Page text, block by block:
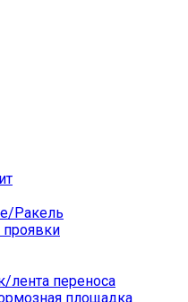
Ракель
лента переноса
площадка